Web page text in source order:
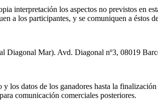
los aspectos no previstos en
a los participantes, y se comuniquen a éstos
Mar). Avd. Diagonal nº3, 08019
los datos de los ganadores hasta la
comunicación comerciales posteriores.